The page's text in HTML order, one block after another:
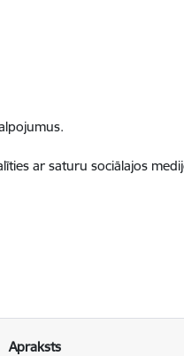
ar saturu sociālajos
Apraksts